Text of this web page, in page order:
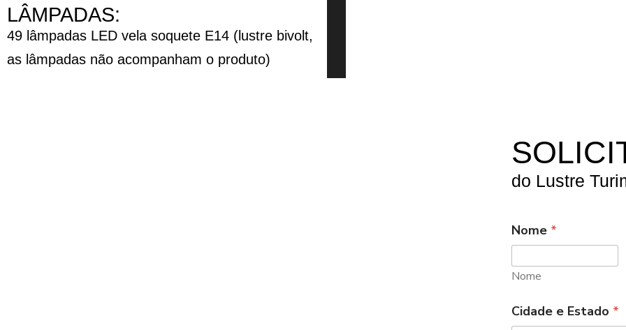
LÂMPADAS:
49 lâmpadas LED vela soquete E14 (lustre bivolt,
as lâmpadas não acompanham o produto)
do Lustre
Nome *
Nome
Cidade e Estado *